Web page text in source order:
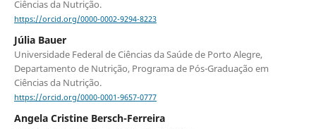
Ciências da Nutrição.
https://orcid.org/0000-0002-9294-8223
Júlia Bauer
Universidade Federal de Ciências da Saúde de Porto Alegre,
Departamento de Nutrição, Programa de Pós-Graduação em
Ciências da Nutrição.
https://orcid.org/0000-0001-9657-0777
Angela Cristine Bersch-Ferreira